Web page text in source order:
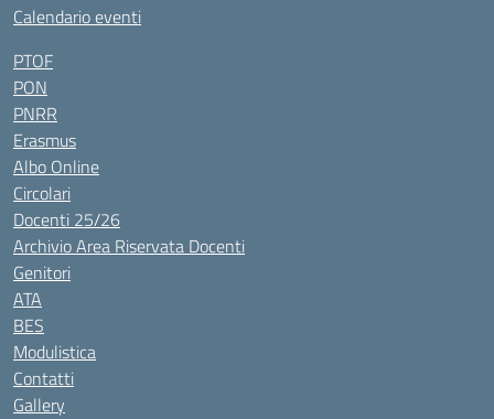
Calendario eventi
PTOF
PON
PNRR
Erasmus
Albo Online
Circolari
Docenti 25/26
Archivio Area Riservata Docenti
Genitori
ATA
BES
Modulistica
Contatti
Gallery